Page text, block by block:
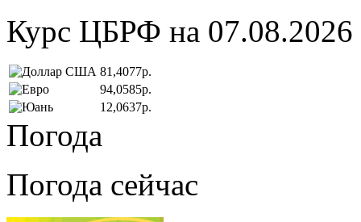
Курс ЦБРФ на 07.08.2026
81,4077р.
94,0585р.
12,0637р.
Погода
Погода сейчас